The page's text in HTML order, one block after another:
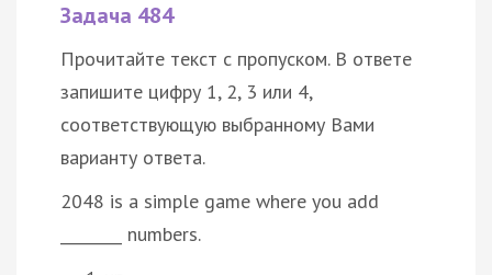
Задача 484
Прочитайте текст с пропуском. В ответе
запишите цифру 1, 2, 3 или 4,
соответствующую выбранному Вами
варианту ответа.
2048 is a simple game where you add
________ numbers.